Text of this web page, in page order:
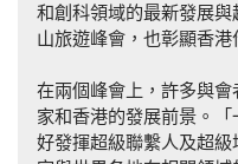
和創科領域的最新發展
山旅遊峰會，也彰顯香港
在兩個峰會上，許多與
家和香港的發展前景。
好發揮超級聯繫人及超